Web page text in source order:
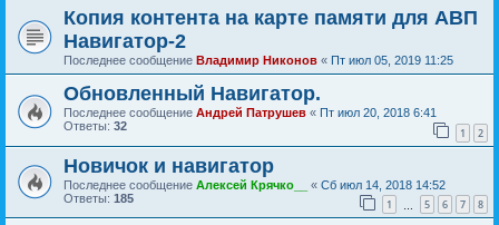
Копия контента на карте памяти для АВП
Навигатор-2
Последнее сообщение Владимир Никонов « Пт июл 05, 2019 11:25
Обновленный Навигатор.
Последнее сообщение Андрей Патрушев « Пт июл 20, 2018 6:41
Ответы: 32 1 2
Новичок и навигатор
Последнее сообщение Алексей Крячко__ « Сб июл 14, 2018 14:52
Ответы: 185 1 5 6 7 8